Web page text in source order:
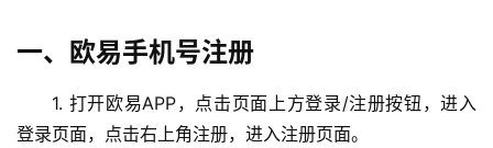
一、欧易手机号注册
1. 打开欧易APP，点击页面上方登录/注册按钮，进入
登录页面，点击右上角注册，进入注册页面。